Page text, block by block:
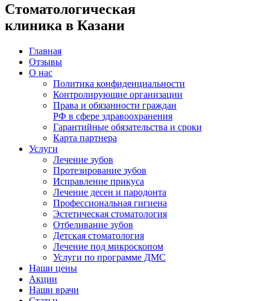
Стоматологическая
клиника в Казани
Главная
Отзывы
О нас
Политика конфиденциальности
Контролирующие организации
Права и обязанности граждан
РФ в сфере здравоохранения
Гарантийные обязательства и сроки
Карта партнера
Услуги
Лечение зубов
Протезирование зубов
Исправление прикуса
Лечение десен и пародонта
Профессиональная гигиена
Эстетическая стоматология
Отбеливание зубов
Детская стоматология
Лечение под микроскопом
Услуги по программе ДМС
Наши цены
Акции
Наши врачи